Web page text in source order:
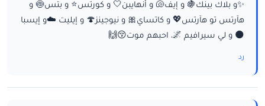
✨و بلاك بينك🍇 و إيف🐚 و أنهايبن🤍 و كورتس⭐ و بتس🍥 و
هآرتس تو هآرتس💖 و كاتساي🎀 و نيوجينز🍄 و إيليت ☁️و إيسبا
🌑 و لي سيرافيم 🌌، احبهم موت😚🙌
رد